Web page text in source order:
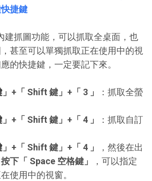
捷鍵
建抓圖功能，可以抓取全桌面，也
甚至可以單獨抓取正在使用中的視
的快捷鍵，一定要記下來。
」+「 Shift 鍵」+「 3 」
：抓取全螢
」+「 Shift 鍵」+「 4 」
：抓取自訂
」+「 Shift 鍵」+「 4 」
，然後在出
按下「 Space 空格鍵」
，可以指定
使用中的視窗。